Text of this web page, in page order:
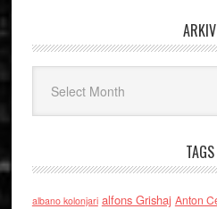
ARKIV
TAGS
albano kolonjari alfons Grishaj Anton